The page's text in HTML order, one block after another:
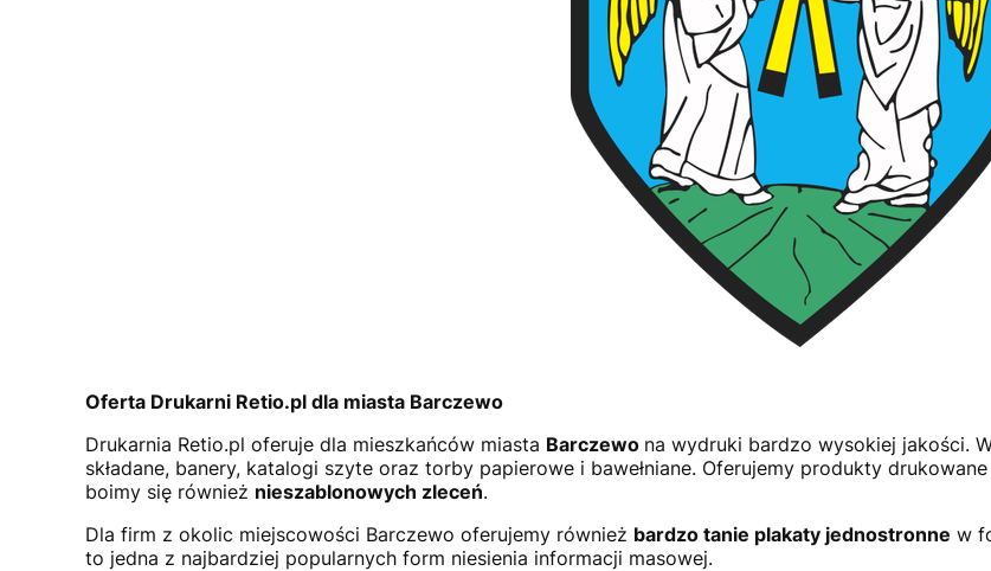
Oferta Drukarni Retio.pl dla miasta Barczewo
Drukarnia Retio.pl oferuje dla mieszkańców miasta Barczewo na wydruki bardzo wysokiej jakości.
składane, banery, katalogi szyte oraz torby papierowe i bawełniane. Oferujemy produkty
boimy się również nieszablonowych zleceń.
Dla firm z okolic miejscowości Barczewo oferujemy również bardzo tanie plakaty jednostronne w
to jedna z najbardziej popularnych form niesienia informacji masowej.